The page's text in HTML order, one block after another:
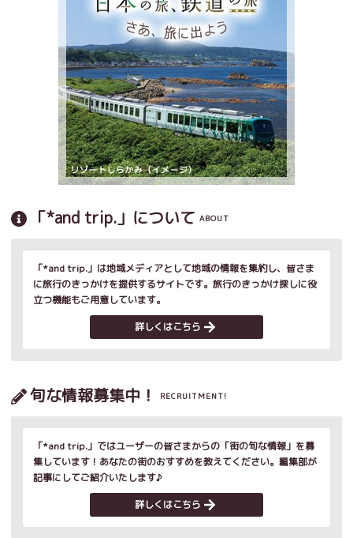
「*and trip.」について ABOUT
「*and trip.」は地域メディアとして地域の情報を集約し、皆さま
に旅行のきっかけを提供するサイトです。旅行のきっかけ探しに役
立つ機能もご用意しています。
詳しくはこちら
旬な情報募集中！ RECRUITMENT!
「*and trip.」ではユーザーの皆さまからの「街の旬な情報」を募
集しています！あなたの街のおすすめを教えてください。編集部が
記事にしてご紹介いたします♪
詳しくはこちら